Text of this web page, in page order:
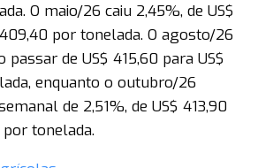
O maio/26 caiu 2,45%, de US$
por tonelada. O agosto/26
passar de US$ 415,60 para US$
enquanto o outubro/26
de 2,51%, de US$ 413,90
tonelada.